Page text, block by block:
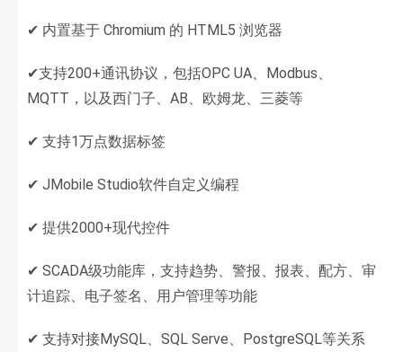
✔ 内置基于 Chromium 的 HTML5 浏览器
✔支持200+通讯协议，包括OPC UA、Modbus、
MQTT，以及西门子、AB、欧姆龙、三菱等
✔ 支持1万点数据标签
✔ JMobile Studio软件自定义编程
✔ 提供2000+现代控件
✔ SCADA级功能库，支持趋势、警报、报表、配方、审
计追踪、电子签名、用户管理等功能
✔ 支持对接MySQL、SQL Serve、PostgreSQL等关系